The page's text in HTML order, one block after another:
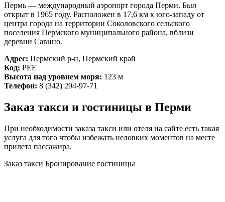
Пермь — международный аэропорт города Перми. Был
открыт в 1965 году. Расположен в 17,6 км к юго-западу от
центра города на территории Соколовского сельского
поселения Пермского муниципального района, вблизи
деревни Савино.
Адрес: Пермский р-н, Пермский край
Код: PEE
Высота над уровнем моря: 123 м
Телефон: 8 (342) 294-97-71
Заказ такси и гостиницы в Перми
При необходимости заказа такси или отеля на сайте есть такая
услуга для того чтобы избежать неловких моментов на месте
прилета пассажира.
Заказ такси Бронирование гостиницы